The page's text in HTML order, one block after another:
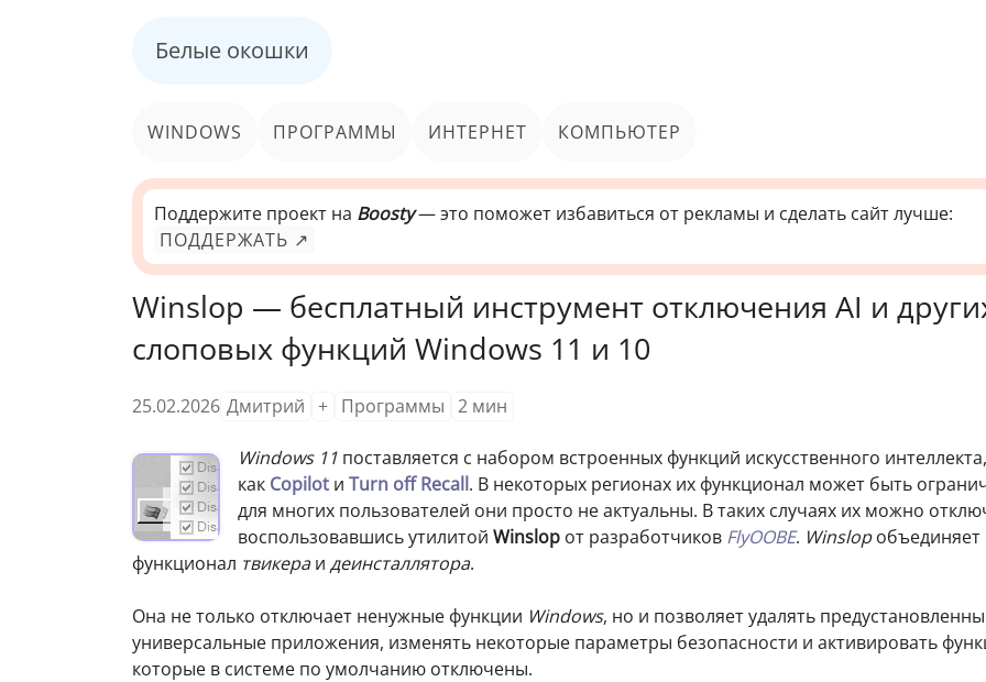
Белые окошки
WINDOWS ПРОГРАММЫ ИНТЕРНЕТ КОМПЬЮТЕР
Поддержите проект на Boosty— это поможет избавиться от рекламы и сделать сайт лучше:
ПОДДЕРЖАТЬ ↗
Winslop — бесплатный инструмент отключения AI и
слоповых функций Windows 11 и 10
25.02.2026 Дмитрий + Программы 2 мин
Windows 11 поставляется с набором встроенных функций искусственного
как Copilot и Turn off Recall. В некоторых регионах их функционал может быть
для многих пользователей они просто не актуальны. В таких случаях их можно
воспользовавшись утилитой Winslop от разработчиков FlyOOBE. Winslopобъединяет
функционал твикераи деинсталлятора.
Она не только отключает ненужные функции Windows, но и позволяет удалять
универсальные приложения, изменять некоторые параметры безопасности и активировать
которые в системе по умолчанию отключены.